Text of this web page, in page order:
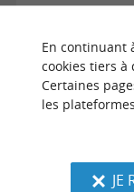
En continuant
cookies tiers à
Certaines
les
JE